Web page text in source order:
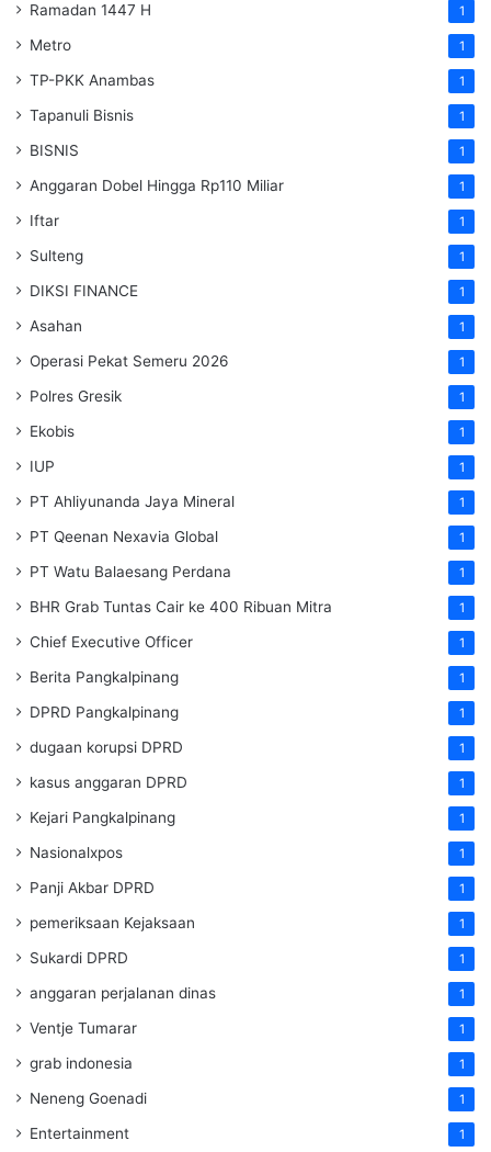
Ramadan 1447 H 1
Metro 1
TP-PKK Anambas 1
Tapanuli Bisnis 1
BISNIS 1
Anggaran Dobel Hingga Rp110 Miliar 1
Iftar 1
Sulteng 1
DIKSI FINANCE 1
Asahan 1
Operasi Pekat Semeru 2026 1
Polres Gresik 1
Ekobis 1
IUP 1
PT Ahliyunanda Jaya Mineral 1
PT Qeenan Nexavia Global 1
PT Watu Balaesang Perdana 1
BHR Grab Tuntas Cair ke 400 Ribuan Mitra 1
Chief Executive Officer 1
Berita Pangkalpinang 1
DPRD Pangkalpinang 1
dugaan korupsi DPRD 1
kasus anggaran DPRD 1
Kejari Pangkalpinang 1
Nasionalxpos 1
Panji Akbar DPRD 1
pemeriksaan Kejaksaan 1
Sukardi DPRD 1
anggaran perjalanan dinas 1
Ventje Tumarar 1
grab indonesia 1
Neneng Goenadi 1
Entertainment 1